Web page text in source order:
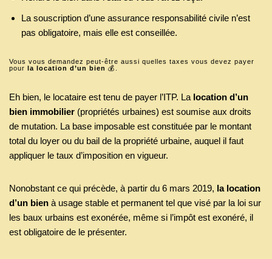
La souscription d’une assurance responsabilité civile n’est
pas obligatoire, mais elle est conseillée.
Vous vous demandez peut-être aussi quelles taxes vous devez payer
pour la location d’un bien 💰.
Eh bien, le locataire est tenu de payer l’ITP. La location d’un
bien immobilier (propriétés urbaines) est soumise aux droits
de mutation. La base imposable est constituée par le montant
total du loyer ou du bail de la propriété urbaine, auquel il faut
appliquer le taux d’imposition en vigueur.
Nonobstant ce qui précède, à partir du 6 mars 2019, la location
d’un bien à usage stable et permanent tel que visé par la loi sur
les baux urbains est exonérée, même si l’impôt est exonéré, il
est obligatoire de le présenter.